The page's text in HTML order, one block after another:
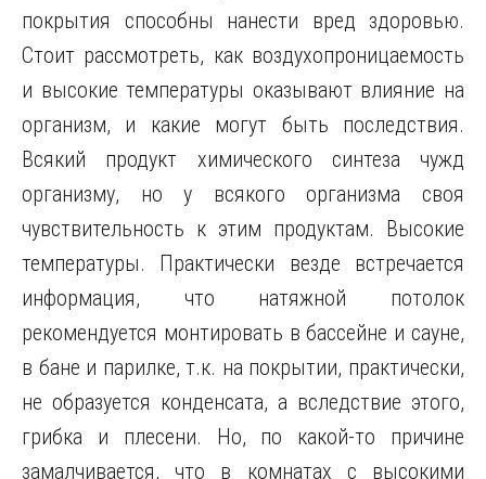
покрытия способны нанести вред здоровью.
Стоит рассмотреть, как воздухопроницаемость
и высокие температуры оказывают влияние на
организм, и какие могут быть последствия.
Всякий продукт химического синтеза чужд
организму, но у всякого организма своя
чувствительность к этим продуктам. Высокие
температуры. Практически везде встречается
информация, что натяжной потолок
рекомендуется монтировать в бассейне и сауне,
в бане и парилке, т.к. на покрытии, практически,
не образуется конденсата, а вследствие этого,
грибка и плесени. Но, по какой-то причине
замалчивается, что в комнатах с высокими